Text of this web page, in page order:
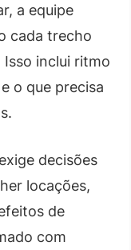
a equipe
cada trecho
Isso inclui ritmo
o que precisa
decisões
locações,
de
com